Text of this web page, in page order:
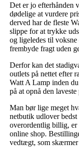
Det er jo efterhånden
dødelige at vurdere
derved har de fleste
slippe for at trykke
og ligeledes til
frembyde fragt uden
Derfor kan det
outlets på nettet efter
Watt A Lamp inden
på at opnå den laveste
Man bør lige meget
netbutik udlover bedst
overordentlig billig,
online shop.
vedtægt, som